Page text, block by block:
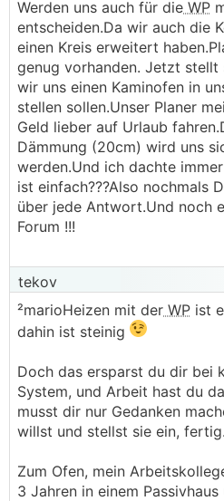
Werden uns auch für die WP
entscheiden.Da wir auch die
einen Kreis erweitert
genug vorhanden. Jetzt stellt
wir uns einen Kaminofen in
stellen sollen.Unser Planer
Geld lieber auf Urlaub
Dämmung (20cm) wird uns
werden.Und ich dachte
ist einfach???Also nochmals
über jede Antwort.Und noch
Forum !!!
tekov
²marioHeizen mit der WP ist
dahin ist steinig
Doch das ersparst du dir bei
System, und Arbeit hast du
musst dir nur Gedanken
willst und stellst sie ein, fertig.
Zum Ofen, mein
3 Jahren in einem